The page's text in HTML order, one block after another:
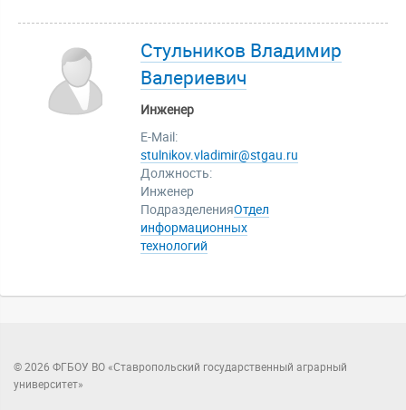
Стульников Владимир
Валериевич
Инженер
E-Mail:
stulnikov.vladimir@stgau.ru
Должность:
Инженер
ПодразделенияОтдел
информационных
технологий
© 2026 ФГБОУ ВО «Ставропольский государственный аграрный
университет»